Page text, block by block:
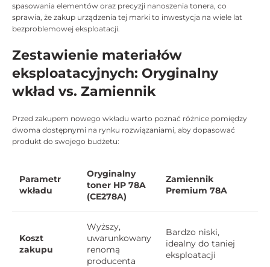
spasowania elementów oraz precyzji nanoszenia tonera, co
sprawia, że zakup urządzenia tej marki to inwestycja na wiele lat
bezproblemowej eksploatacji.
Zestawienie materiałów
eksploatacyjnych: Oryginalny
wkład vs. Zamiennik
Przed zakupem nowego wkładu warto poznać różnice pomiędzy
dwoma dostępnymi na rynku rozwiązaniami, aby dopasować
produkt do swojego budżetu:
Parametr
wkładu
Oryginalny
toner HP 78A
(CE278A)
Zamiennik
Premium 78A
Koszt
zakupu
Wyższy,
uwarunkowany
renomą
producenta
Bardzo niski,
idealny do taniej
eksploatacji